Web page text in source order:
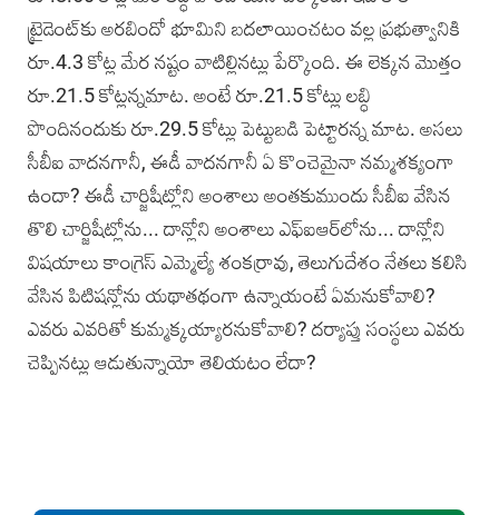
ట్రైడెంట్‌కు అరబిందో భూమిని బదలాయించటం వల్ల ప్రభుత్వానికి
రూ.4.3 కోట్ల మేర నష్టం వాటిల్లినట్లు పేర్కొంది. ఈ లెక్కన మొత్తం
రూ.21.5 కోట్లన్నమాట. అంటే రూ.21.5 కోట్లు లబ్ధి
పొందినందుకు రూ.29.5 కోట్లు పెట్టుబడి పెట్టారన్న మాట. అసలు
సీబీఐ వాదనగానీ, ఈడీ వాదనగానీ ఏ కొంచెమైనా నమ్మశక్యంగా
ఉందా? ఈడీ చార్జిషీట్లోని అంశాలు అంతకుముందు సీబీఐ వేసిన
తొలి చార్జిషీట్లోను... దాన్లోని అంశాలు ఎఫ్‌ఐఆర్‌లోను... దాన్లోని
విషయాలు కాంగ్రెస్ ఎమ్మెల్యే శంకర్రావు, తెలుగుదేశం నేతలు కలిసి
వేసిన పిటిషన్లోను యథాతథంగా ఉన్నాయంటే ఏమనుకోవాలి?
ఎవరు ఎవరితో కుమ్మక్కయ్యారనుకోవాలి? దర్యాప్తు సంస్థలు ఎవరు
చెప్పినట్లు ఆడుతున్నాయో తెలియటం లేదా?